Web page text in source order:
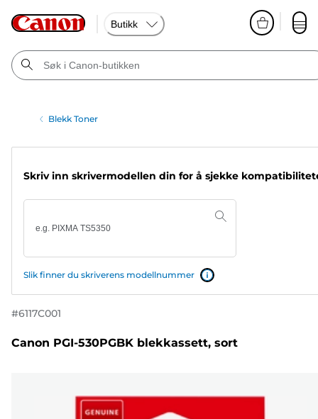
Butikk
Blekk Toner
Skriv inn skrivermodellen din for å sjekke
Slik finner du skriverens modellnummer
#6117C001
Canon PGI-530PGBK blekkassett, sort